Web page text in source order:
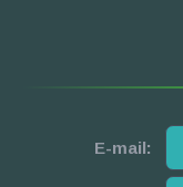
E-mail: